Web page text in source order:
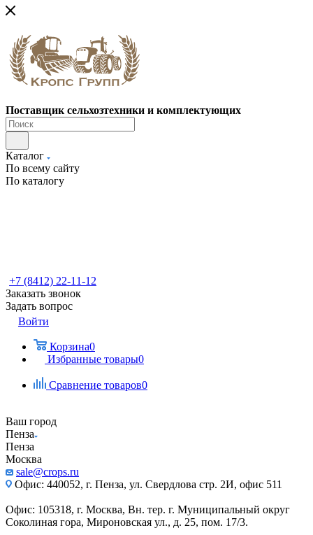
Поставщик сельхозтехники и комплектующих
Каталог
По всему сайту
По каталогу
+7 (8412) 22-11-12
Заказать звонок
Задать вопрос
Войти
Корзина0
Избранные товары0
Сравнение товаров0
Ваш город
Пенза
Пенза
Москва
sale@crops.ru
Офис: 440052, г. Пенза, ул. Свердлова стр. 2И, офис 511
Офис: 105318, г. Москва, Вн. тер. г. Муниципальный округ
Соколиная гора, Мироновская ул., д. 25, пом. 17/3.